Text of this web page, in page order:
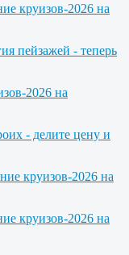
круизов-2026 на
пейзажей - теперь
2026 на
- делите цену и
круизов-2026 на
круизов-2026 на